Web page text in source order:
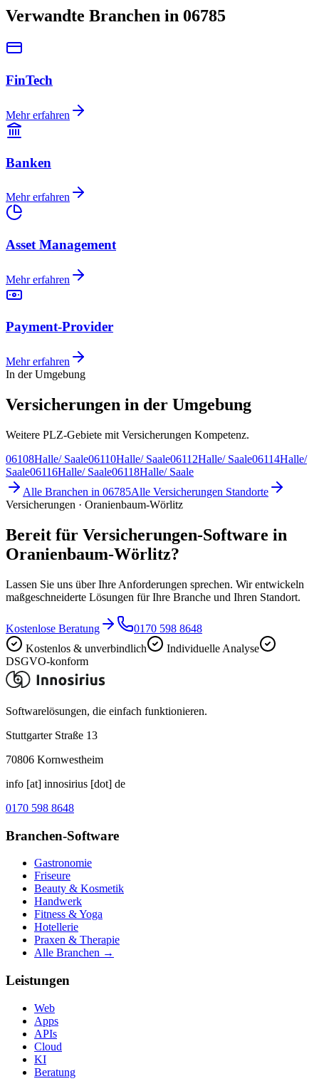
Verwandte Branchen in 06785
FinTech
Mehr erfahren
Banken
Mehr erfahren
Asset Management
Mehr erfahren
Payment-Provider
Mehr erfahren
In der Umgebung
Versicherungen in der Umgebung
Weitere PLZ-Gebiete mit Versicherungen Kompetenz.
06108Halle/ Saale06110Halle/ Saale06112Halle/ Saale06114Halle/
Saale06116Halle/ Saale06118Halle/ Saale
Alle Branchen in 06785Alle Versicherungen Standorte
Versicherungen · Oranienbaum-Wörlitz
Bereit für Versicherungen-Software in
Oranienbaum-Wörlitz?
Lassen Sie uns über Ihre Anforderungen sprechen. Wir entwickeln
maßgeschneiderte Lösungen für Ihre Branche und Ihren Standort.
Kostenlose Beratung
0170 598 8648
Kostenlos & unverbindlich
Individuelle Analyse
DSGVO-konform
Softwarelösungen, die einfach funktionieren.
Stuttgarter Straße 13
70806 Kornwestheim
info [at] innosirius [dot] de
0170 598 8648
Branchen-Software
Gastronomie
Friseure
Beauty & Kosmetik
Handwerk
Fitness & Yoga
Hotellerie
Praxen & Therapie
Alle Branchen →
Leistungen
Web
Apps
APIs
Cloud
KI
Beratung